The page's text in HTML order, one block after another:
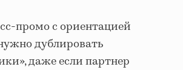
промо с ориентацией
дублировать
даже если партнер